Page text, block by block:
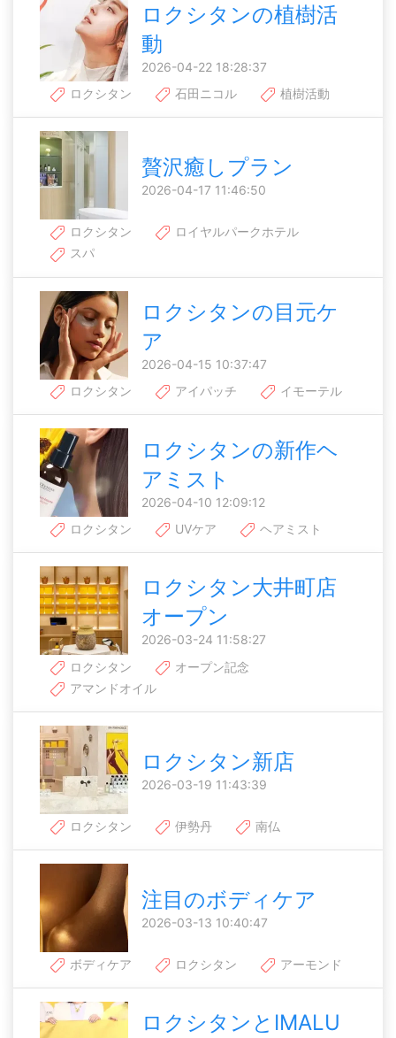
ロクシタンの植樹活
動
2026-04-22 18:28:37
ロクシタン
石田ニコル 植樹活動
贅沢癒しプラン
2026-04-17 11:46:50
ロクシタン
ロイヤルパークホテル
スパ
ロクシタンの目元ケ
ア
2026-04-15 10:37:47
ロクシタン
アイパッチ イモーテル
ロクシタンの新作ヘ
アミスト
2026-04-10 12:09:12
ロクシタン
UVケア ヘアミスト
ロクシタン大井町店
オープン
2026-03-24 11:58:27
ロクシタン
オープン記念
アマンドオイル
ロクシタン新店
2026-03-19 11:43:39
ロクシタン 伊勢丹 南仏
注目のボディケア
2026-03-13 10:40:47
ボディケア ロクシタン アーモンド
ロクシタンとIMALU